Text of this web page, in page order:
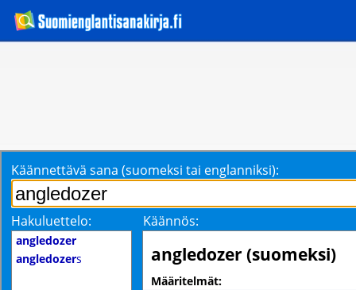
Käännettävä sana (suomeksi tai englanniksi):
Hakuluettelo: Käännös:
angledozer
angledozers angledozer (suomeksi)
Määritelmät: